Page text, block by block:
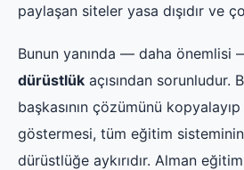
paylaşan siteler yasa dışıdır ve
Bunun yanında — daha önemlisi
dürüstlük açısından sorunludur.
başkasının çözümünü
göstermesi, tüm eğitim
dürüstlüğe aykırıdır. Alman